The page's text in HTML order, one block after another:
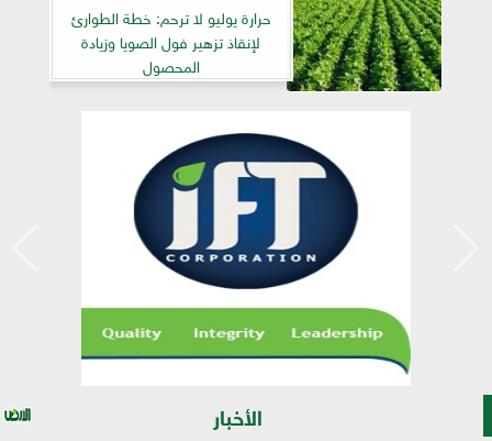
حرارة يوليو لا ترحم: خطة الطوارئ
لإنقاذ تزهير فول الصويا وزيادة
المحصول
الأخبار